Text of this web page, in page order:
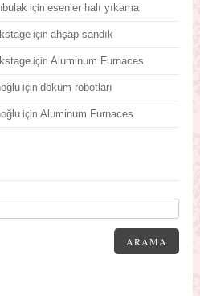
içinesenler halı yıkama
içinahşap sandık
içinAluminum Furnaces
içindöküm robotları
içinAluminum Furnaces
ARAMA